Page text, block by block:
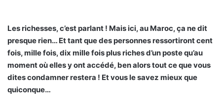
Les richesses, c’est parlant ! Mais ici, au Maroc, ça ne dit
presque rien… Et tant que des personnes ressortiront cent
fois, mille fois, dix mille fois plus riches d’un poste qu’au
moment où elles y ont accédé, ben alors tout ce que vous
dites condamner restera ! Et vous le savez mieux que
quiconque…